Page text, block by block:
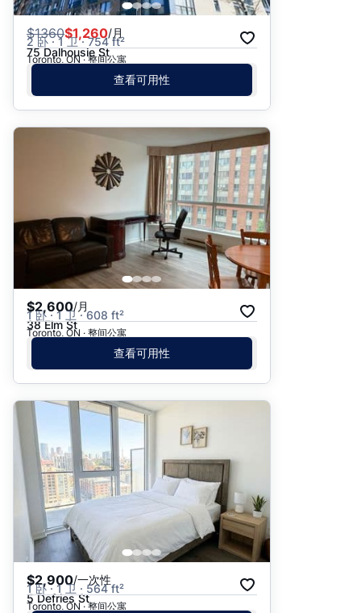
$1360$1,260/月
2 卧 · 1 卫 · 754 ft²
75 Dalhousie St
Toronto, ON · 整间公寓
查看可用性
$2,600/月
1 卧 · 1 卫 · 608 ft²
38 Elm St
Toronto, ON · 整间公寓
查看可用性
$2,900/一次性
1 卧 · 1 卫 · 564 ft²
5 Defries St
Toronto, ON · 整间公寓